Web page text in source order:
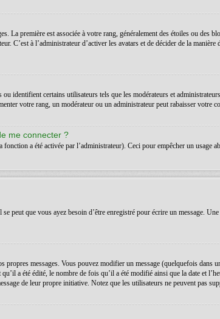
La première est associée à votre rang, généralement des étoiles ou
C’est à l’administrateur d’activer les avatars et de décider de la
identifient certains utilisateurs tels que les modérateurs et
votre rang, un modérateur ou un administrateur peut rabaisser votre
me connecter ?
a été activée par l’administrateur). Ceci pour empêcher un usage
peut que vous ayez besoin d’être enregistré pour écrire un message.
messages. Vous pouvez modifier un message (quelquefois dans
a été édité, le nombre de fois qu’il a été modifié ainsi que la date et
de leur propre initiative. Notez que les utilisateurs ne peuvent pas